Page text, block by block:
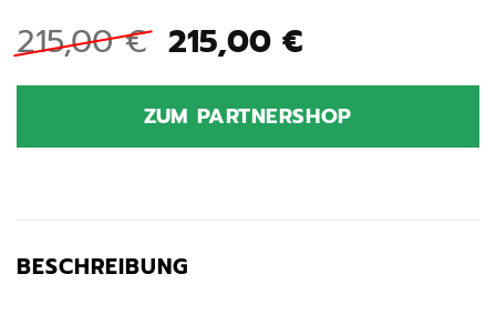
215,00€ Ursprünglicher
Preis
war:
215,00 €
215,00 €Aktueller
ist:
215,00 €.
ZUM PARTNERSHOP
BESCHREIBUNG